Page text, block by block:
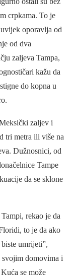
crpkama. To je
oporavlja od
od dva
zaljeva Tampa,
kažu da
do kopna u
zaljev i
tri metra ili više na
Dužnosnici, od
Tampe
da se sklone
rekao je da
to je da ako
umrijeti”,
domovima i
se može